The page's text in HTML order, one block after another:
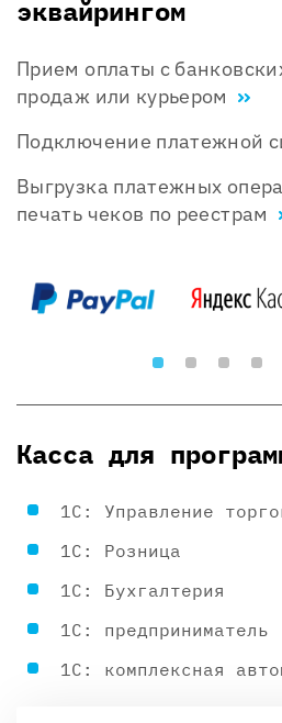
эквайрингом
Прием оплаты с
продаж или курьером
Подключение платежной
Выгрузка платежных
печать чеков по реестрам
Касса для
1С: Управление
1С: Розница
1С: Бухгалтерия
1С: предприниматель
1С: комплексная